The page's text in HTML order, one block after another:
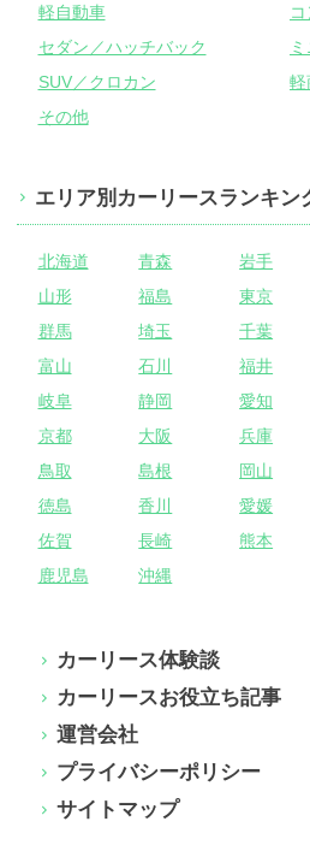
軽自動車
セダン／ハッチバック
SUV／クロカン
軽
その他
エリア別カーリースランキン
北海道 青森 岩手
山形
福島 東京
群馬
埼玉 千葉
富山
石川 福井
岐阜
静岡 愛知
京都
大阪 兵庫
鳥取
島根 岡山
徳島
香川 愛媛
佐賀
長崎 熊本
鹿児島
沖縄
カーリース体験談
カーリースお役立ち記事
運営会社
プライバシーポリシー
サイトマップ